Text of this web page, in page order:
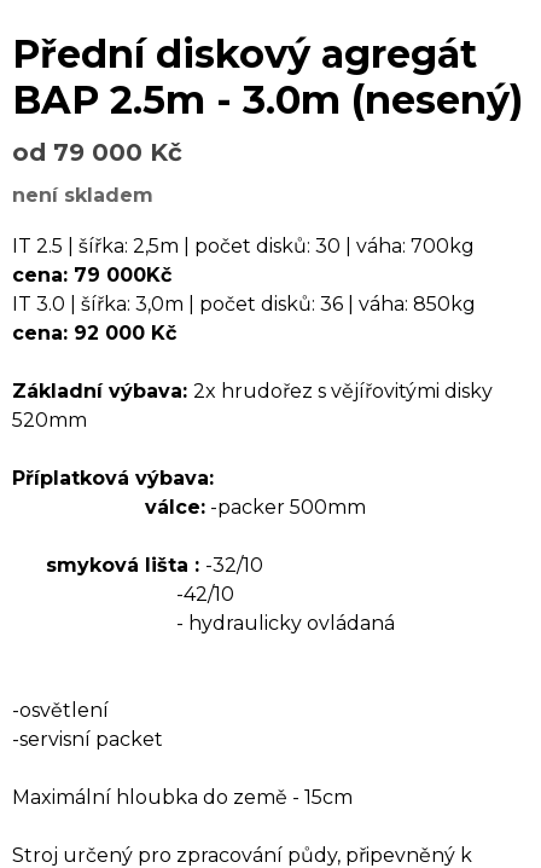
Přední diskový agregát
BAP 2.5m - 3.0m (nesený)
od 79 000 Kč
není skladem
IT 2.5 | šířka: 2,5m | počet disků: 30 | váha: 700kg
cena: 79 000Kč
IT 3.0 | šířka: 3,0m | počet disků: 36 | váha: 850kg
cena: 92 000 Kč
Základní výbava: 2x hrudořez s vějířovitými disky
520mm
Příplatková výbava:
válce: -packer 500mm
smyková lišta : -32/10
-42/10
- hydraulicky ovládaná
-osvětlení
-servisní packet
Maximální hloubka do země - 15cm
Stroj určený pro zpracování půdy, připevněný k